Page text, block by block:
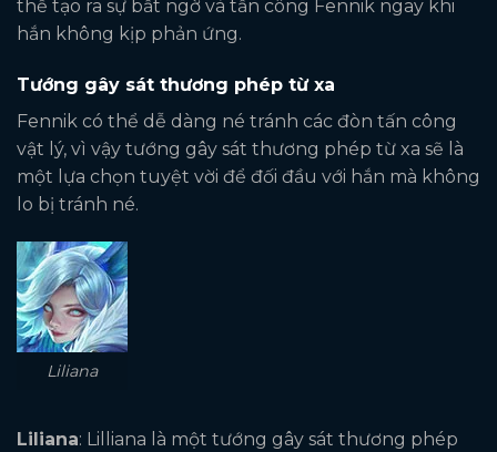
thể tạo ra sự bất ngờ và tấn công Fennik ngay khi
hắn không kịp phản ứng.
Tướng gây sát thương phép từ xa
Fennik có thể dễ dàng né tránh các đòn tấn công
vật lý, vì vậy tướng gây sát thương phép từ xa sẽ là
một lựa chọn tuyệt vời để đối đầu với hắn mà không
lo bị tránh né.
Liliana
Liliana: Lilliana là một tướng gây sát thương phép